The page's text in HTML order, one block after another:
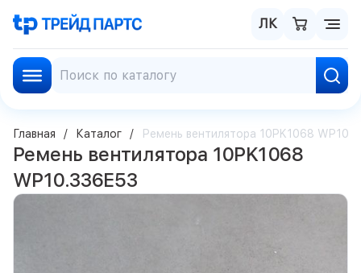
ЛК
Главная Каталог Ремень вентилятора 10PK1068
Ремень вентилятора 10PK1068
WP10.336E53